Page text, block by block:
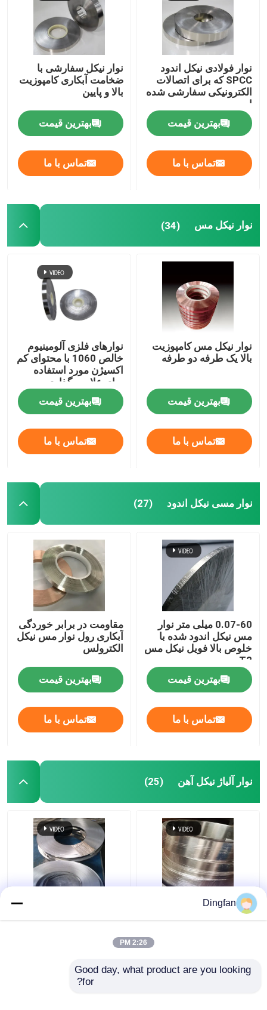
فویل آنتیموان قلع سرب
لحیم کاری بر پایه سرب
لحیم کاری بدون سرب
نوار فولادی نیکل اندود
SPCC که برای اتصالات
الکترونیکی سفارشی شده
است
بهترین قیمت
تماس با ما
نوار نیکل سفارشی با
ضخامت آبکاری کامپوزیت
بالا و پایین
بهترین قیمت
تماس با ما
نوار نیکل مس (34)
نوار نیکل مس کامپوزیت
بالا یک طرفه دو طرفه
بهترین قیمت
تماس با ما
نوارهای فلزی آلومینیوم
خالص 1060 با محتوای کم
اکسیژن مورد استفاده
برای علامت گذاری
بهترین قیمت
تماس با ما
نوار مسی نیکل اندود (27)
0.07-60 میلی متر نوار
مس نیکل اندود شده با
خلوص بالا فویل نیکل مس
T2
بهترین قیمت
تماس با ما
مقاومت در برابر خوردگی
آبکاری رول نوار مس نیکل
الکترولس
بهترین قیمت
تماس با ما
نوار آلیاژ نیکل آهن (25)
نوار آلیاژ نیکل آهن
Dingfan
2:26 PM
Good day, what product are you looking
for?